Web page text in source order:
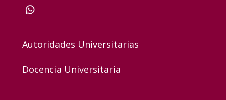
Autoridades Universitarias
Docencia Universitaria